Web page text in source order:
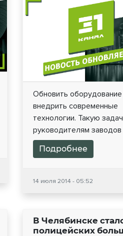
Обновить
внедрить современные
технологии. Такую
руководителям заводов
Подробнее
14 июля 2014 - 05:52
В Челябинске
полицейских